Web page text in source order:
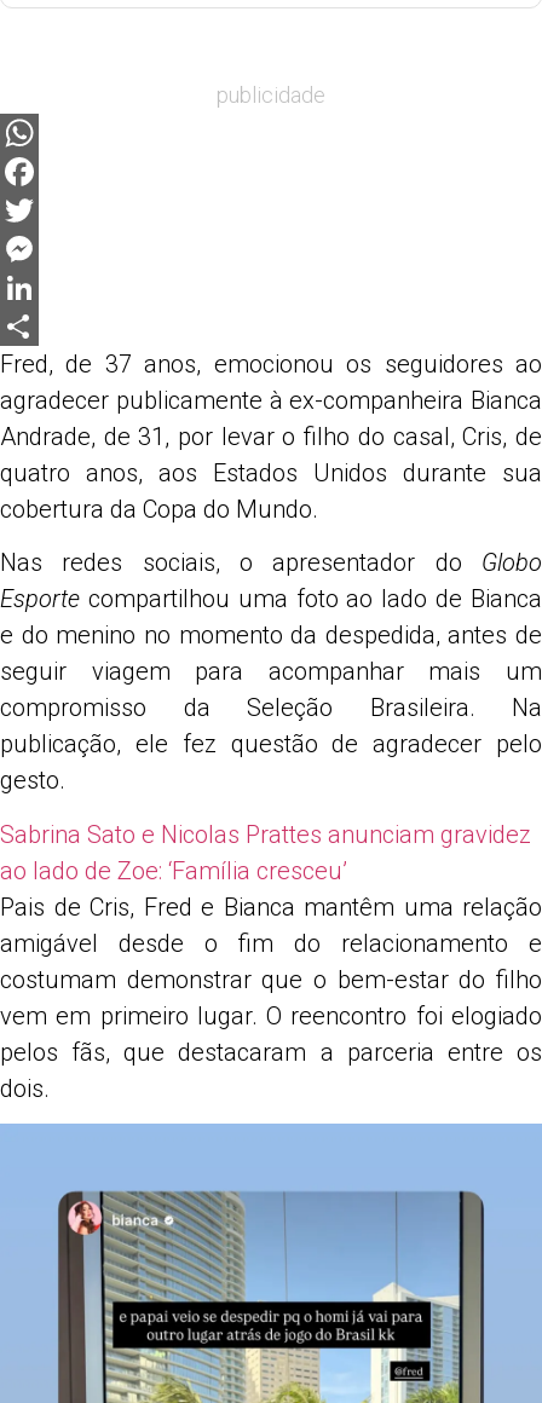
publicidade
WhatsApp
Facebook
Twitter
Messenger
LinkedIn
Share
Fred, de 37 anos, emocionou os seguidores ao
agradecer publicamente à ex-companheira Bianca
Andrade, de 31, por levar o filho do casal, Cris, de
quatro anos, aos Estados Unidos durante sua
cobertura da Copa do Mundo.
Nas redes sociais, o apresentador do Globo
Esporte compartilhou uma foto ao lado de Bianca
e do menino no momento da despedida, antes de
seguir viagem para acompanhar mais um
compromisso da Seleção Brasileira. Na
publicação, ele fez questão de agradecer pelo
gesto.
Sabrina Sato e Nicolas Prattes anunciam gravidez
ao lado de Zoe: ‘Família cresceu’
Pais de Cris, Fred e Bianca mantêm uma relação
amigável desde o fim do relacionamento e
costumam demonstrar que o bem-estar do filho
vem em primeiro lugar. O reencontro foi elogiado
pelos fãs, que destacaram a parceria entre os
dois.